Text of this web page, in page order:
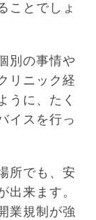
ことでしょ
別の事情や
リニック経
うに、たく
イスを行っ
所でも、安
出来ます。
業規制が強